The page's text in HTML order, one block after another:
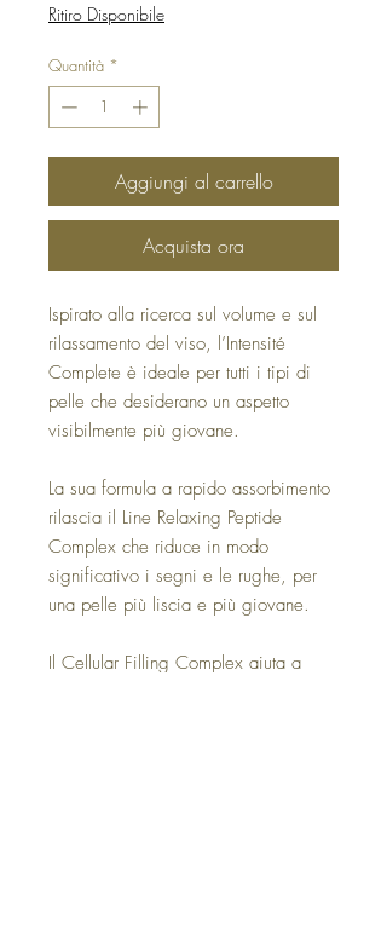
Ritiro Disponibile
Quantità *
Aggiungi al carrello
Acquista ora
Ispirato alla ricerca sul volume e sul
rilassamento del viso, l’Intensité
Complete è ideale per tutti i tipi di
pelle che desiderano un aspetto
visibilmente più giovane.
La sua formula a rapido assorbimento
rilascia il Line Relaxing Peptide
Complex che riduce in modo
significativo i segni e le rughe, per
una pelle più liscia e più giovane.
Il Cellular Filling Complex aiuta a